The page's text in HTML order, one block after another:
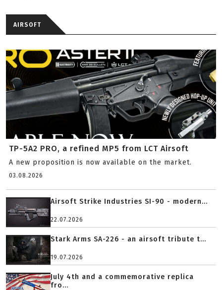
AIRSOFT
TP-5A2 PRO, a refined MP5 from LCT Airsoft
A new proposition is now available on the market.
03.08.2026
Airsoft Strike Industries SI-90 - modern...
22.07.2026
Stark Arms SA-226 - an airsoft tribute t...
19.07.2026
July 4th and a commemorative replica
fro...